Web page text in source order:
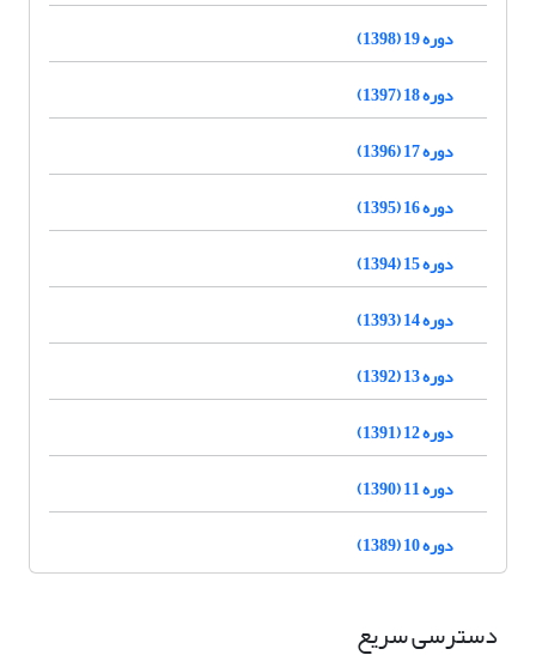
دوره 19 (1398)
دوره 18 (1397)
دوره 17 (1396)
دوره 16 (1395)
دوره 15 (1394)
دوره 14 (1393)
دوره 13 (1392)
دوره 12 (1391)
دوره 11 (1390)
دوره 10 (1389)
دسترسی سریع